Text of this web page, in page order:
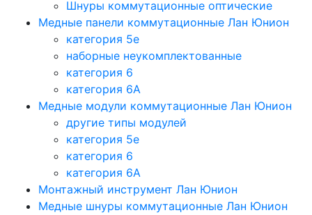
Шнуры коммутационные оптические
Медные панели коммутационные Лан Юнион
категория 5e
наборные неукомплектованные
категория 6
категория 6A
Медные модули коммутационные Лан Юнион
другие типы модулей
категория 5е
категория 6
категория 6A
Монтажный инструмент Лан Юнион
Медные шнуры коммутационные Лан Юнион